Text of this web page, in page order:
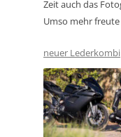
Zeit auch das
Umso mehr
neuer Lederkombi